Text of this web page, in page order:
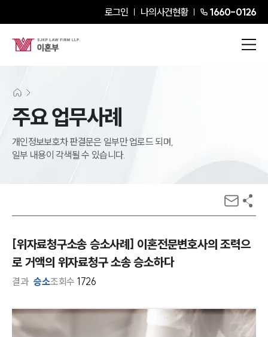
로그인 나의사건현황 1660-0126
주요 업무사례
개인정보보호차 판결문은 일부만 업로드 되며,
일부 내용이 각색될 수 있습니다.
[위자료청구소송 승소사례] 이혼전문변호사의 조력으
로 거액의 위자료청구 소송 승소하다
결과 승소조회수 1726